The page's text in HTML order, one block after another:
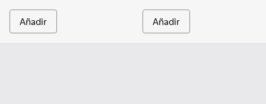
Añadir Añadir